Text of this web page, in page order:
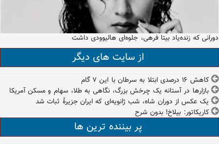
دورانی که زنده‌یاد بیتا فرهی، جلوه‌ای هالیوودی داشت
از سایت های دیگر
کاهش ۱۶ درصدی ابتلا به سرطان با این ۷ گام
بازارها در آستانه یک چرخش بزرگ، نگاهی به طلا، سهام و مسکن آمریکا
یک عکس از دوران شاه، شب ژانویه‌ای که ایران جزیرۀ ثبات شد
کاریکاتور: بیلاخ! بدون شرح
پر بیننده ترین ها